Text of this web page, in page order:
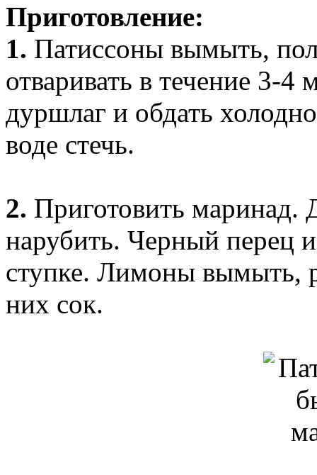
Приготовление:
1. Патиссоны вымыть,
отваривать в течение 3-
дуршлаг и обдать
воде стечь.
2. Приготовить маринад.
нарубить. Черный перец
ступке. Лимоны вымыть,
них сок.